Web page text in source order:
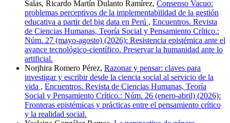
Salas, Ricardo Martín Dulanto Ramírez, Consenso Vacuo:
problemas perceptivos de la implementabilidad de la gestión
educativa a partir del big data en Perú , Encuentros. Revista
de Ciencias Humanas, Teoría Social y Pensamiento Crítico.:
Núm. 27 (mayo-agosto) (2026): Resistencia epistémica ante el
avance tecnológico-científico. Preservar la humanidad ante lo
artificial.
Norjhira Romero Pérez, Razonar y pensar: claves para
investigar y escribir desde la ciencia social al servicio de la
vida , Encuentros. Revista de Ciencias Humanas, Teoría
Social y Pensamiento Crítico.: Núm. 26 (enero-abril) (2026):
Fronteras epistémicas y prácticas entre el pensamiento crítico
y la realidad social.